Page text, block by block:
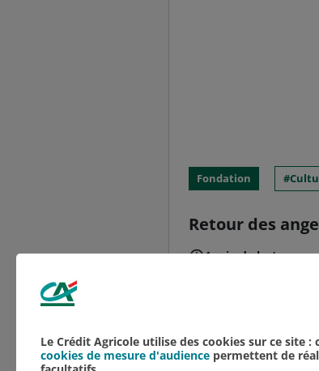
Fondation
Retour des
1 min de lecture
Grand mécène
Crédit Agricole
Le Crédit Agricole utilise des cookies sur ce site
cookies de mesure d'audience permettent de